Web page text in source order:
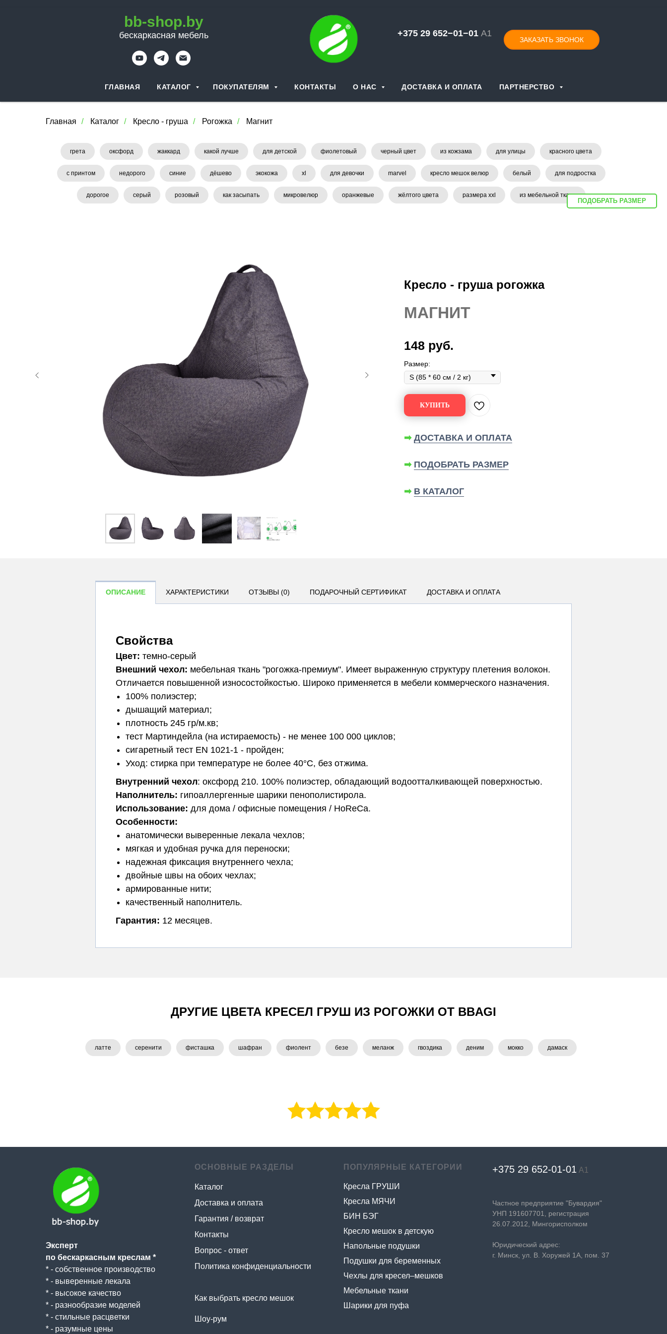
bb-shop.by
бескаркасная мебель +375 29 652−01−01 А1
ЗАКАЗАТЬ ЗВОНОК
ГЛАВНАЯ КАТАЛОГ ПОКУПАТЕЛЯМ КОНТАКТЫ О НАС ДОСТАВКА И ОПЛАТА ПАРТНЕРСТВО
Главная / Каталог / Кресло - груша / Рогожка / Магнит
грета оксфорд жаккард какой лучше для детской фиолетовый черный цвет из кожзама для улицы красного цвета
с принтом недорого синие дёшево экокожа xl для девочки marvel кресло мешок велюр белый для подростка
дорогое серый розовый как засыпать микровелюр оранжевые жёлтого цвета размера xxl из мебельной ткани
ПОДОБРАТЬ РАЗМЕР
Кресло - груша рогожка
МАГНИТ
148 руб.
Размер:
КУПИТЬ
➡ ДОСТАВКА И ОПЛАТА
➡ ПОДОБРАТЬ РАЗМЕР
➡ В КАТАЛОГ
ОПИСАНИЕ ХАРАКТЕРИСТИКИ ОТЗЫВЫ (0) ПОДАРОЧНЫЙ СЕРТИФИКАТ ДОСТАВКА И ОПЛАТА
Свойства
Цвет: темно-серый
Внешний чехол: мебельная ткань "рогожка-премиум". Имеет выраженную структуру плетения волокон.
Отличается повышенной износостойкостью. Широко применяется в мебели коммерческого назначения.
100% полиэстер;
дышащий материал;
плотность 245 гр/м.кв;
тест Мартиндейла (на истираемость) - не менее 100 000 циклов;
сигаретный тест EN 1021-1 - пройден;
Уход: стирка при температуре не более 40°С, без отжима.
Внутренний чехол: оксфорд 210. 100% полиэстер, обладающий водоотталкивающей поверхностью.
Наполнитель: гипоаллергенные шарики пенополистирола.
Использование: для дома / офисные помещения / HoReCa.
Особенности:
анатомически выверенные лекала чехлов;
мягкая и удобная ручка для переноски;
надежная фиксация внутреннего чехла;
двойные швы на обоих чехлах;
армированные нити;
качественный наполнитель.
Гарантия: 12 месяцев.
ДРУГИЕ ЦВЕТА КРЕСЕЛ ГРУШ ИЗ РОГОЖКИ ОТ BBAGI
латте серенити фисташка шафран фиолент безе меланж гвоздика деним мокко дамаск
Эксперт
по бескаркасным креслам *
* - собственное производство
* - выверенные лекала
* - высокое качество
* - разнообразие моделей
* - стильные расцветки
* - разумные цены
ОСНОВНЫЕ РАЗДЕЛЫ
Каталог
Доставка и оплата
Гарантия / возврат
Контакты
Вопрос - ответ
Политика конфиденциальности
Как выбрать кресло мешок
Шоу-рум
ПОПУЛЯРНЫЕ КАТЕГОРИИ
Кресла ГРУШИ
Кресла МЯЧИ
БИН БЭГ
Кресло мешок в детскую
Напольные подушки
Подушки для беременных
Чехлы для кресел–мешков
Мебельные ткани
Шарики для пуфа
+375 29 652-01-01 А1
Частное предприятие "Бувардия"
УНП 191607701, регистрация
26.07.2012, Мингорисполком
Юридический адрес:
г. Минск, ул. В. Хоружей 1А, пом. 37